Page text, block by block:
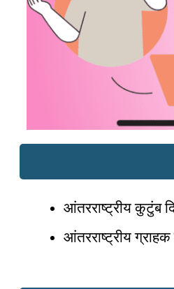
आंतरराष्ट्रीय कुटुंब
आंतरराष्ट्रीय